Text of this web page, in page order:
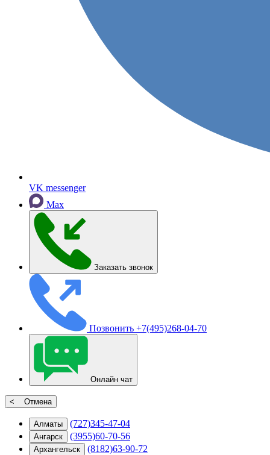
VK messenger
Max
Заказать звонок
Позвонить +7(495)268-04-70
Онлайн чат
< Отмена
Алматы (727)345-47-04
Ангарск (3955)60-70-56
Архангельск (8182)63-90-72